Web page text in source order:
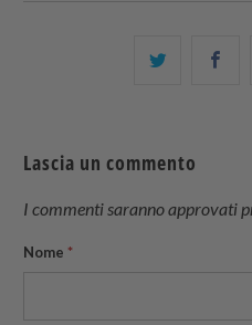
Condividi
Lascia un commento
I commenti saranno approvati
Nome *